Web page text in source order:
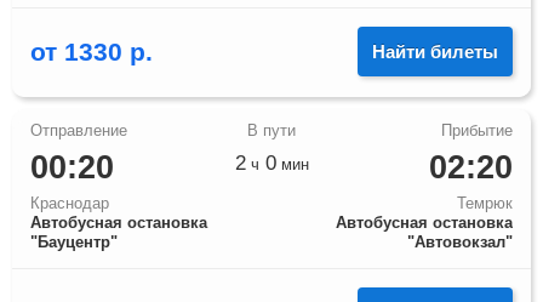
от 1330 р. Найти билеты
00:20
Краснодар
Автобусная остановка
"Бауцентр"
02:20
Темрюк
Автобусная остановка
"Автовокзал"
2ч 0мин